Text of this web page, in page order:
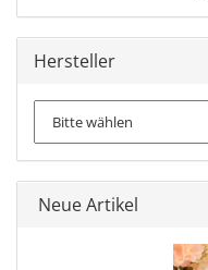
Hersteller
Neue Artikel